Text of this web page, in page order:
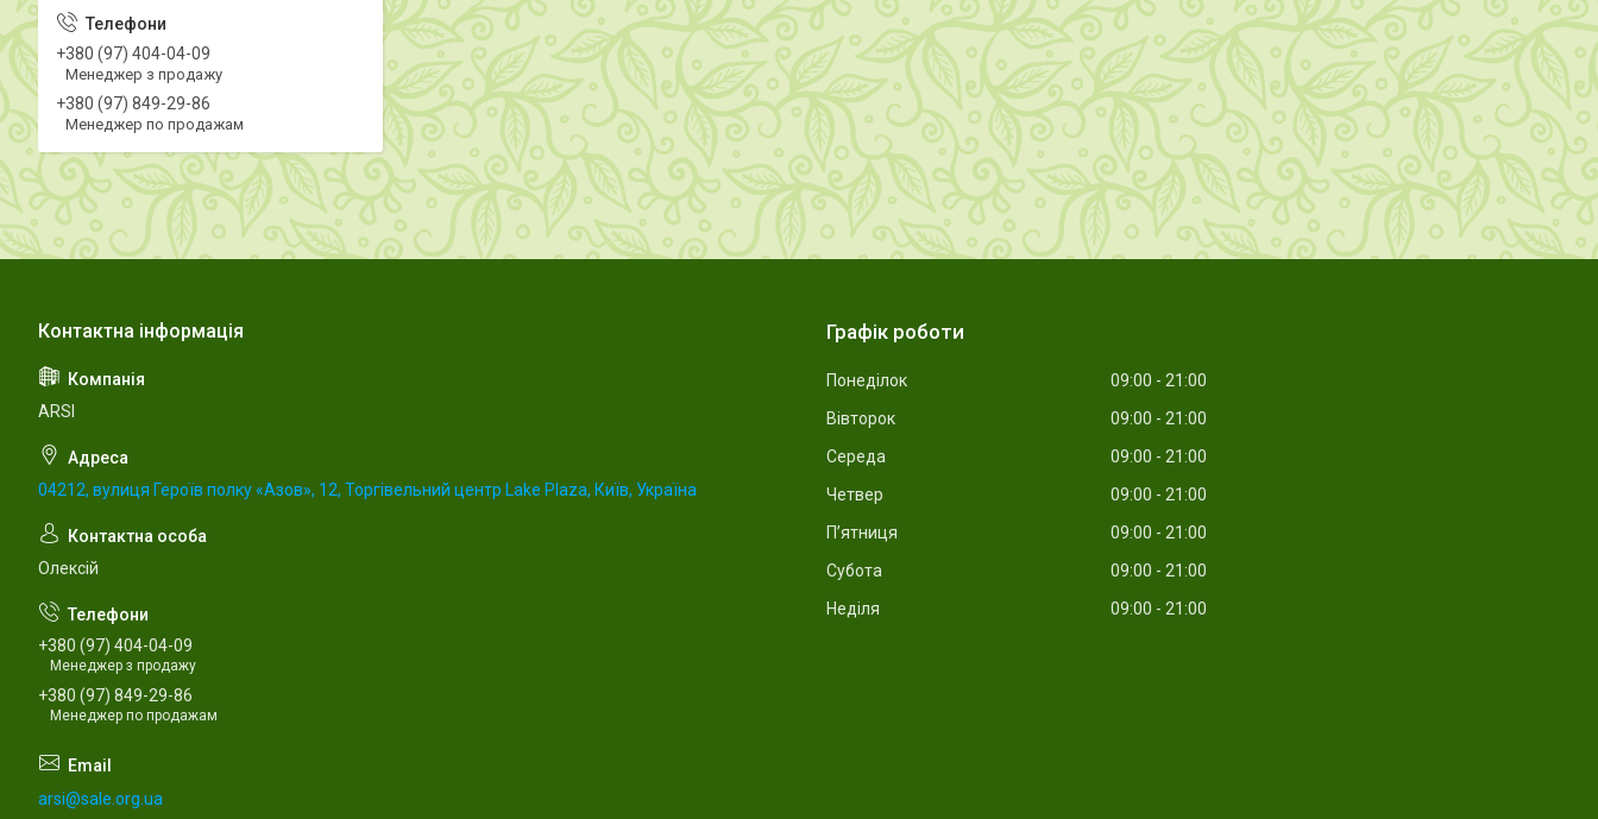
+380 (97) 404-04-09
Менеджер з продажу
+380 (97) 849-29-86
Менеджер по продажам
ARSI
04212, вулиця Героїв полку «Азов», 12, Торгівельний центр Lake Plaza, Київ, Україна
Олексій
+380 (97) 404-04-09
Менеджер з продажу
+380 (97) 849-29-86
Менеджер по продажам
arsi@sale.org.ua
Графік роботи
Понеділок 09:00
21:00
Вівторок
09:00
21:00
Середа
09:00
21:00
Четвер
09:00
21:00
Пʼятниця
09:00
21:00
Субота
09:00
21:00
Неділя
09:00 21:00